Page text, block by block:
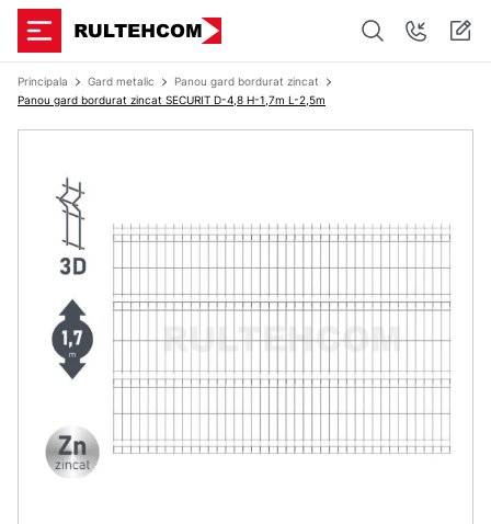
Principala Gard metalic
Panou gard bordurat zincat
Panou gard bordurat zincat SECURIT D-4,8 H-1,7m L-2,5m